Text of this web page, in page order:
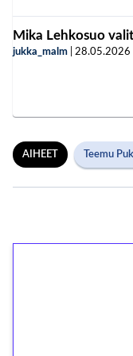
Mika Lehkosuo
jukka_malm 28.05.2026
AIHEET Teemu